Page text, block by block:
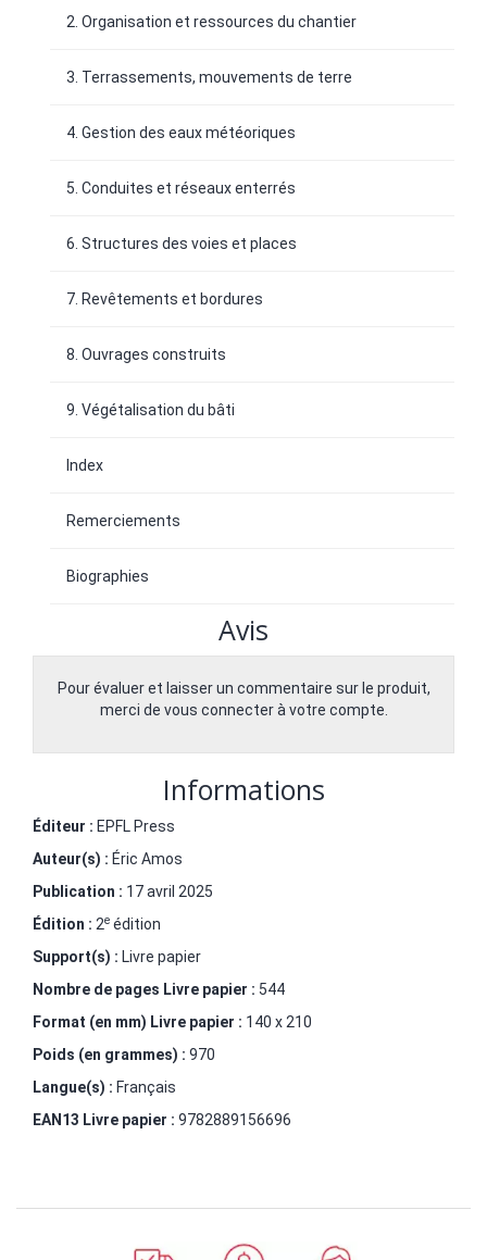
2. Organisation et ressources du chantier
3. Terrassements, mouvements de terre
4. Gestion des eaux météoriques
5. Conduites et réseaux enterrés
6. Structures des voies et places
7. Revêtements et bordures
8. Ouvrages construits
9. Végétalisation du bâti
Index
Remerciements
Biographies
Avis
Pour évaluer et laisser un commentaire sur le produit,
merci de vous connecter à votre compte.
Informations
Éditeur : EPFL Press
Auteur(s) : Éric Amos
Publication : 17 avril 2025
Édition : 2e édition
Support(s) : Livre papier
Nombre de pages Livre papier : 544
Format (en mm) Livre papier : 140 x 210
Poids (en grammes) : 970
Langue(s) : Français
EAN13 Livre papier : 9782889156696